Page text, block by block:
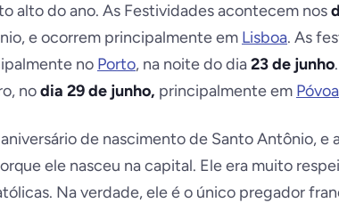
alto do ano. As Festividades acontecem nos
e ocorrem principalmente em Lisboa. As
no Porto, na noite do dia23 de junho
nodia 29 de junho, principalmente em
de nascimento de Santo Antônio, e
ele nasceu na capital. Ele era muito
Na verdade, ele é o único pregador